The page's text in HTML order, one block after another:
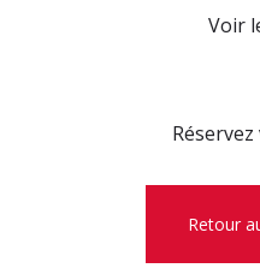
Voir
Retour